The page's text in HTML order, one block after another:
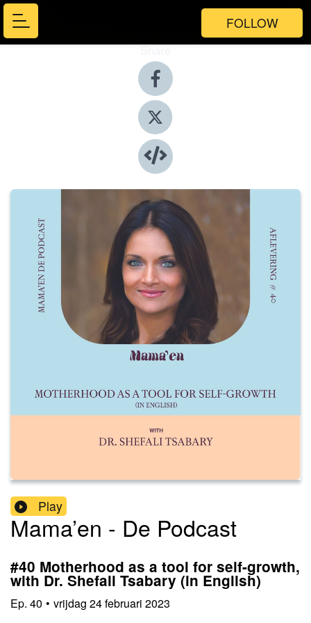
FOLLOW
Share
Play
Mama’en - De Podcast
#40 Motherhood as a tool for self-growth,
with Dr. Shefali Tsabary (in English)
Ep. 40 • vrijdag 24 februari 2023